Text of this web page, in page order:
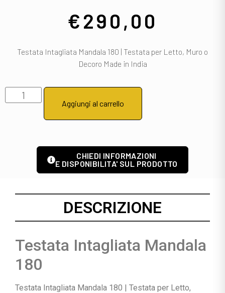
€290,00
Testata Intagliata Mandala 180 | Testata per Letto, Muro o
Decoro Made in India
Aggiungi al carrello
CHIEDI INFORMAZIONI
E DISPONIBILITA' SUL PRODOTTO
DESCRIZIONE
Testata Intagliata Mandala
180
Testata Intagliata Mandala 180 | Testata per Letto,